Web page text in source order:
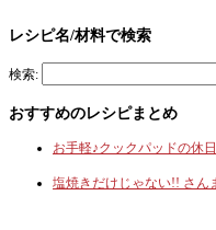
レシピ名/材料で検索
検索:
おすすめのレシピまとめ
お手軽♪クックパッドの休
塩焼きだけじゃない!! さん